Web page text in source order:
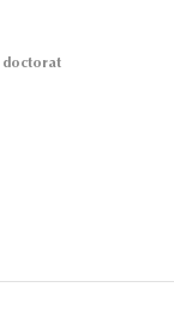
doctorat